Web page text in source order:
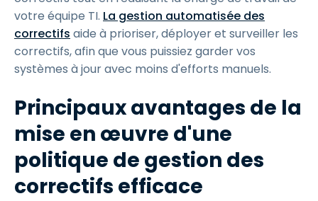
votre équipe TI. La gestion automatisée des
correctifs aide à prioriser, déployer et surveiller les
correctifs, afin que vous puissiez garder vos
systèmes à jour avec moins d'efforts manuels.
Principaux avantages de la
mise en œuvre d'une
politique de gestion des
correctifs efficace